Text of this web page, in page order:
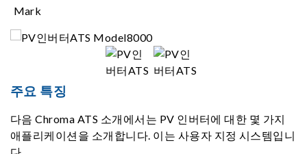
주요 특징
다음 Chroma ATS 소개에서는 PV 인버터에 대한 몇 가지
애플리케이션을 소개합니다. 이는 사용자 지정 시스템입니